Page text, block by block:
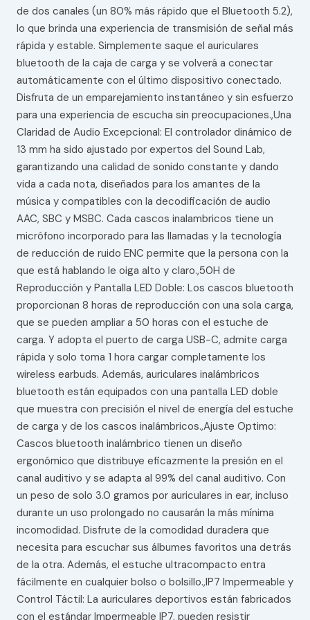
de dos canales (un 80% más rápido que el Bluetooth 5.2),
lo que brinda una experiencia de transmisión de señal más
rápida y estable. Simplemente saque el auriculares
bluetooth de la caja de carga y se volverá a conectar
automáticamente con el último dispositivo conectado.
Disfruta de un emparejamiento instantáneo y sin esfuerzo
para una experiencia de escucha sin preocupaciones.,Una
Claridad de Audio Excepcional: El controlador dinámico de
13 mm ha sido ajustado por expertos del Sound Lab,
garantizando una calidad de sonido constante y dando
vida a cada nota, diseñados para los amantes de la
música y compatibles con la decodificación de audio
AAC, SBC y MSBC. Cada cascos inalambricos tiene un
micrófono incorporado para las llamadas y la tecnología
de reducción de ruido ENC permite que la persona con la
que está hablando le oiga alto y claro.,50H de
Reproducción y Pantalla LED Doble: Los cascos bluetooth
proporcionan 8 horas de reproducción con una sola carga,
que se pueden ampliar a 50 horas con el estuche de
carga. Y adopta el puerto de carga USB-C, admite carga
rápida y solo toma 1 hora cargar completamente los
wireless earbuds. Además, auriculares inalámbricos
bluetooth están equipados con una pantalla LED doble
que muestra con precisión el nivel de energía del estuche
de carga y de los cascos inalámbricos.,Ajuste Optimo:
Cascos bluetooth inalámbrico tienen un diseño
ergonómico que distribuye eficazmente la presión en el
canal auditivo y se adapta al 99% del canal auditivo. Con
un peso de solo 3.0 gramos por auriculares in ear, incluso
durante un uso prolongado no causarán la más mínima
incomodidad. Disfrute de la comodidad duradera que
necesita para escuchar sus álbumes favoritos una detrás
de la otra. Además, el estuche ultracompacto entra
fácilmente en cualquier bolso o bolsillo.,IP7 Impermeable y
Control Táctil: La auriculares deportivos están fabricados
con el estándar Impermeable IP7, pueden resistir